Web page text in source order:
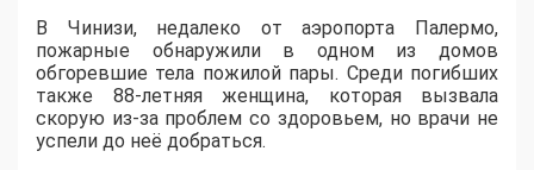
В Чинизи, недалеко от аэропорта Палермо,
пожарные обнаружили в одном из домов
обгоревшие тела пожилой пары. Среди погибших
также 88-летняя женщина, которая вызвала
скорую из-за проблем со здоровьем, но врачи не
успели до неё добраться.